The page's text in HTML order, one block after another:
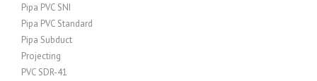
Pipa PVC SNI
Pipa PVC Standard
Pipa Subduct
Projecting
PVC SDR-41